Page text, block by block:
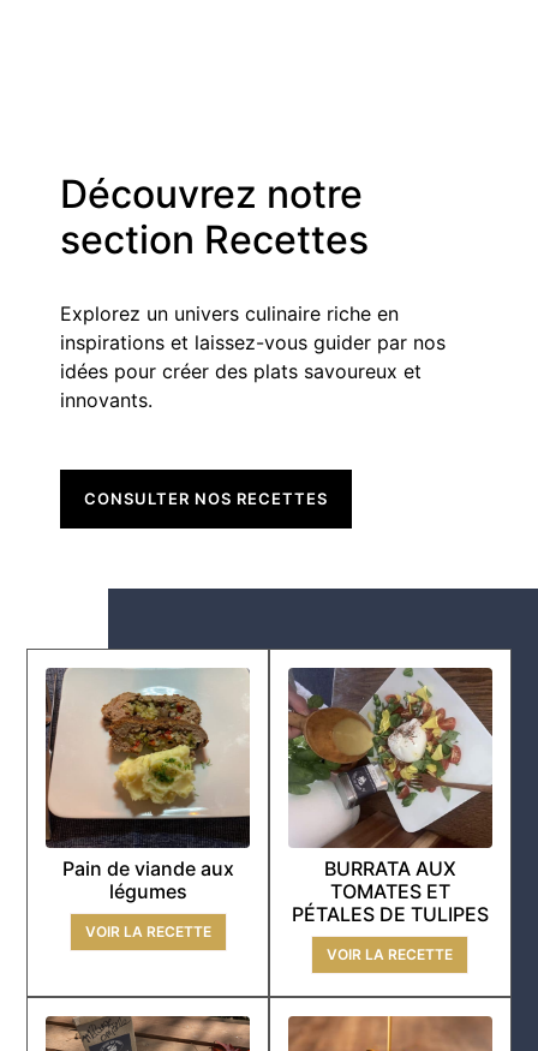
Découvrez notre
section Recettes
Explorez un univers culinaire riche en
inspirations et laissez-vous guider par nos
idées pour créer des plats savoureux et
innovants.
CONSULTER NOS RECETTES
Pain de viande aux
légumes
VOIR LA RECETTE
BURRATA AUX
TOMATES ET
PÉTALES DE TULIPES
VOIR LA RECETTE